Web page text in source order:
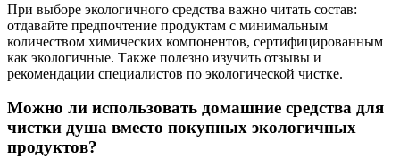
При выборе экологичного средства важно читать состав:
отдавайте предпочтение продуктам с минимальным
количеством химических компонентов, сертифицированным
как экологичные. Также полезно изучить отзывы и
рекомендации специалистов по экологической чистке.
Можно ли использовать домашние средства для
чистки душа вместо покупных экологичных
продуктов?